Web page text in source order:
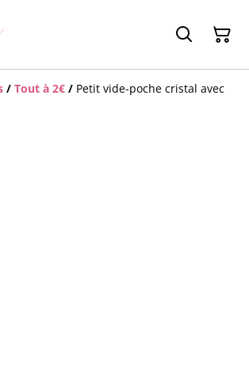
/ Tout à 2€ / Petit vide-poche cristal avec